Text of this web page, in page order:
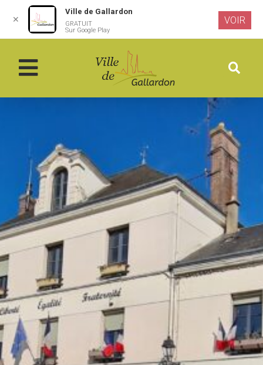
contenu
✕
Ville de Gallardon
GRATUIT
Sur Google Play
VOIR